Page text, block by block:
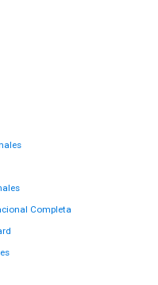
Completa